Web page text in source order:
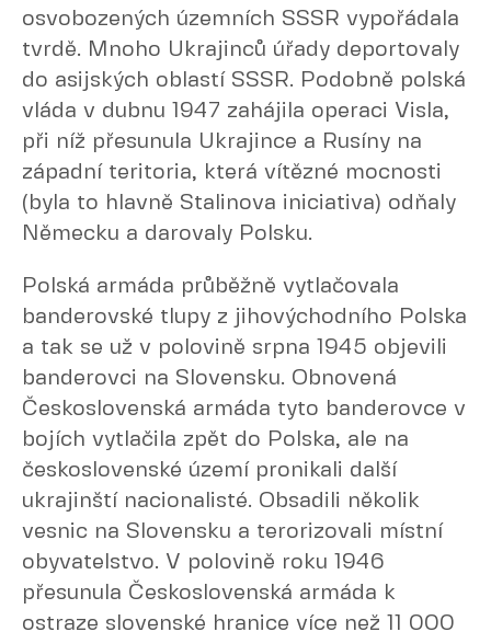
osvobozených územních SSSR vypořádala
tvrdě. Mnoho Ukrajinců úřady deportovaly
do asijských oblastí SSSR. Podobně polská
vláda v dubnu 1947 zahájila operaci Visla,
při níž přesunula Ukrajince a Rusíny na
západní teritoria, která vítězné mocnosti
(byla to hlavně Stalinova iniciativa) odňaly
Německu a darovaly Polsku.
Polská armáda průběžně vytlačovala
banderovské tlupy z jihovýchodního Polska
a tak se už v polovině srpna 1945 objevili
banderovci na Slovensku. Obnovená
Československá armáda tyto banderovce v
bojích vytlačila zpět do Polska, ale na
československé území pronikali další
ukrajinští nacionalisté. Obsadili několik
vesnic na Slovensku a terorizovali místní
obyvatelstvo. V polovině roku 1946
přesunula Československá armáda k
ostraze slovenské hranice více než 11 000